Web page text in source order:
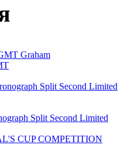
Graham
Split Second Limited